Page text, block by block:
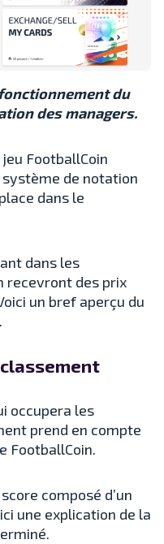
du
des managers.
FootballCoin
système de notation
dans le
dans les
recevront des prix
un bref aperçu du
occupera les
prend en compte
FootballCoin.
composé d’un
une explication de la